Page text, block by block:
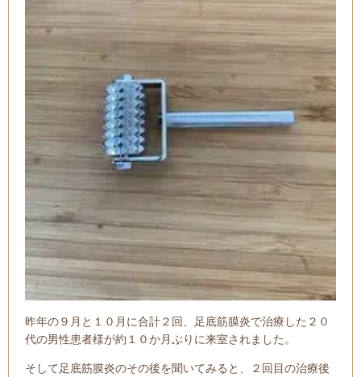
昨年の９月と１０月に合計２回、足底筋膜炎で治療した２０
代の男性患者様が約１０か月ぶりに来室されました。
そして足底筋膜炎のその後を聞いてみると、２回目の治療後